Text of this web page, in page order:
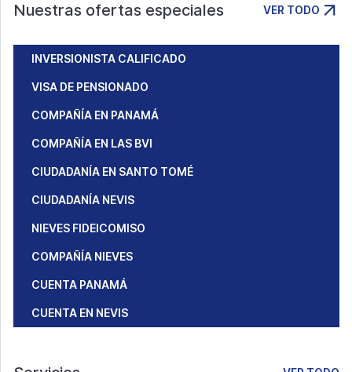
Nuestras ofertas especiales VER TODO
INVERSIONISTA CALIFICADO
VISA DE PENSIONADO
COMPAÑÍA EN PANAMÁ
COMPAÑÍA EN LAS BVI
CIUDADANÍA EN SANTO TOMÉ
CIUDADANÍA NEVIS
NIEVES FIDEICOMISO
COMPAÑÍA NIEVES
CUENTA PANAMÁ
CUENTA EN NEVIS